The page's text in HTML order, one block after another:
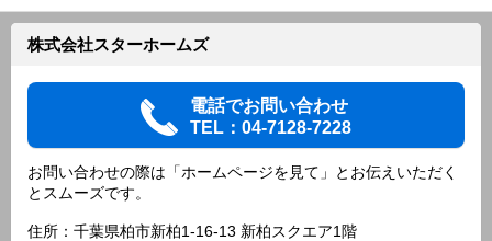
株式会社スターホームズ
電話でお問い合わせ
TEL：04-7128-7228
お問い合わせの際は「ホームページを見て」とお伝えいただく
とスムーズです。
住所：千葉県柏市新柏1-16-13 新柏スクエア1階